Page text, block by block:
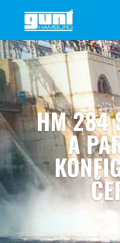
HM 284
A